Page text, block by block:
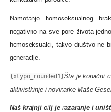
Nametanje homoseksualnog
negativno na sve pore života
homoseksualci, takvo društvo ne
generacije.
{xtypo_rounded1}Šta je konačni
aktivistkinje i novinarke Maše
Naš krajnji cilj je razaranje i